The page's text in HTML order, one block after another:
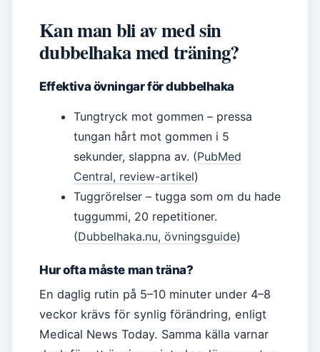
Kan man bli av med sin
dubbelhaka med träning?
Effektiva övningar för dubbelhaka
Tungtryck mot gommen – pressa
tungan hårt mot gommen i 5
sekunder, slappna av. (PubMed
Central, review-artikel)
Tuggrörelser – tugga som om du hade
tuggummi, 20 repetitioner.
(Dubbelhaka.nu, övningsguide)
Hur ofta måste man träna?
En daglig rutin på 5–10 minuter under 4–8
veckor krävs för synlig förändring, enligt
Medical News Today. Samma källa varnar